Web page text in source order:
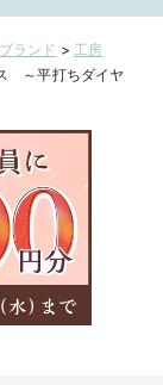
製の
地の
い結
ブランド > 工房
～平打ちダイヤ